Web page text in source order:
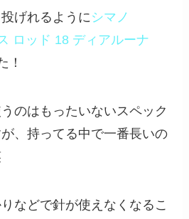
げれるようにシマノ
ロッド 18 ディアルーナ
！
のはもったいないスペック
、持ってる中で一番長いの
などで針が使えなくなるこ